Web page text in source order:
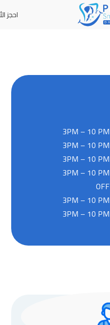
احجز
3PM – 10 PM
3PM – 10 PM
3PM – 10 PM
3PM – 10 PM
OFF
3PM – 10 PM
3PM – 10 PM